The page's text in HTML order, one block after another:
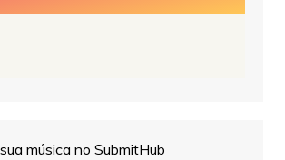
música no SubmitHub